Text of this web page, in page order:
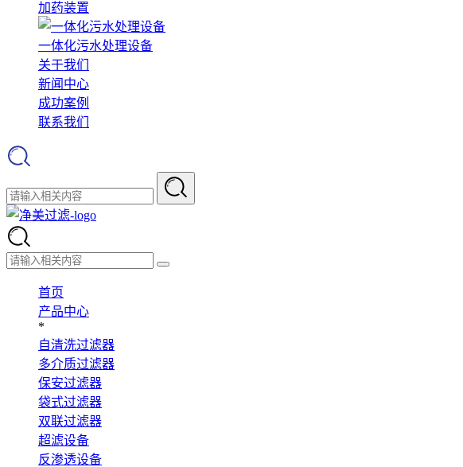
加药装置
一体化污水处理设备
关于我们
新闻中心
成功案例
联系我们
首页
产品中心
*
自清洗过滤器
多介质过滤器
保安过滤器
袋式过滤器
双联过滤器
超滤设备
反渗透设备